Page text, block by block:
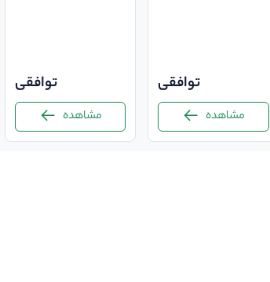
توافقی
مشاهده
توافقی
مشاهده